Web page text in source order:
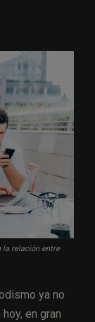
la relación entre
ya no
en gran